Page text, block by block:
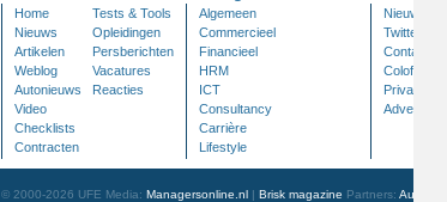
Home
Tests & Tools
Nieuws
Opleidingen
Artikelen
Persberichten
Weblog
Vacatures
Autonieuws
Reacties
Video
Checklists
Contracten
Algemeen
Commercieel
Financieel
HRM
ICT
Consultancy
Carrière
Lifestyle
Nieuwsbrief
Twitter
Contact
Colofon
Privacy
Adverteren
© 2000-2026 UFE Media: Managersonline.nl | Brisk magazine Partners: